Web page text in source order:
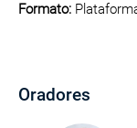
Formato:
Oradores